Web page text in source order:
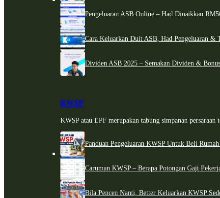
Pengeluaran ASB Online – Had Dinaikkan
Cara Keluarkan Duit ASB, Had Pengeluaran &
Dividen ASB 2025 – Semakan Dividen &
KWSP
KWSP atau EPF merupakan tabung simpanan persaraan
Panduan Pengeluaran KWSP Untuk Beli
Caruman KWSP – Berapa Potongan Gaji
Bila Pencen Nanti, Better Keluarkan KWSP